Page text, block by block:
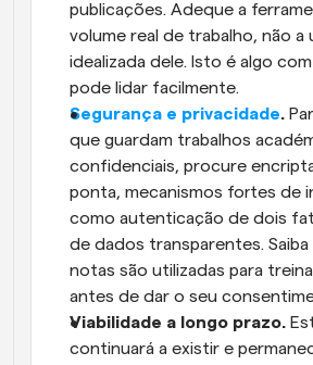
publicações. Adeque a
volume real de trabalho, não a
idealizada dele. Isto é algo
pode lidar facilmente.
Segurança e privacidade.
que guardam trabalhos
confidenciais, procure
ponta, mecanismos fortes de
como autenticação de dois
de dados transparentes. Saiba
notas são utilizadas para
antes de dar o seu
Viabilidade a longo prazo.
continuará a existir e